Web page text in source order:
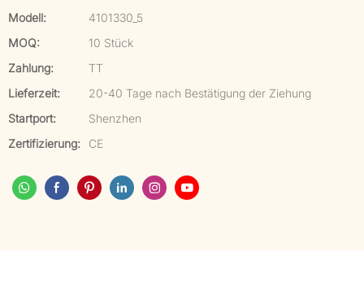
Modell:
4101330_5
MOQ:
10 Stück
Zahlung:
TT
Lieferzeit:
20-40 Tage nach Bestätigung der Ziehung
Startport:
Shenzhen
Zertifizierung:
CE